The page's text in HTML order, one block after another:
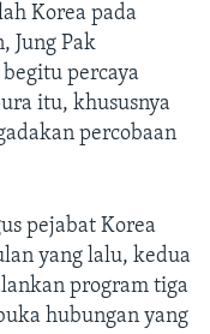
Korea pada
Jung Pak
percaya
itu, khususnya
percobaan
pejabat Korea
yang lalu, kedua
program tiga
hubungan yang